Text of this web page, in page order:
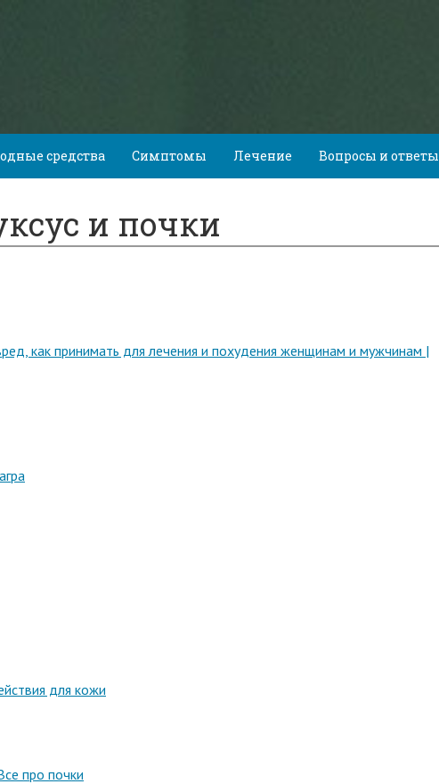
средства Симптомы Лечение Вопросы и ответы
и почки
как принимать для лечения и похудения женщинам и мужчинам |
для кожи
про почки